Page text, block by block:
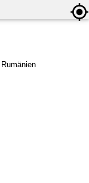
Rumänien